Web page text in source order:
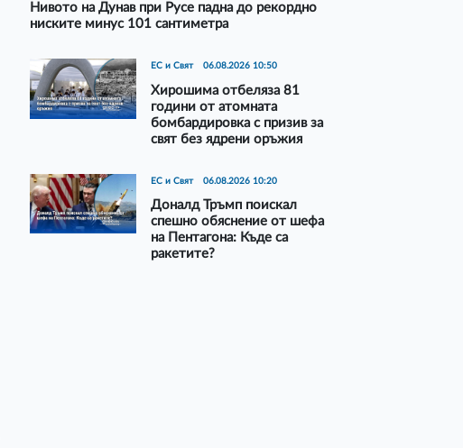
Нивото на Дунав при Русе падна до рекордно
ниските минус 101 сантиметра
ЕС и Свят 06.08.2026 10:50
Хирошима отбеляза 81
години от атомната
бомбардировка с призив за
свят без ядрени оръжия
ЕС и Свят 06.08.2026 10:20
Доналд Тръмп поискал
спешно обяснение от шефа
на Пентагона: Къде са
ракетите?